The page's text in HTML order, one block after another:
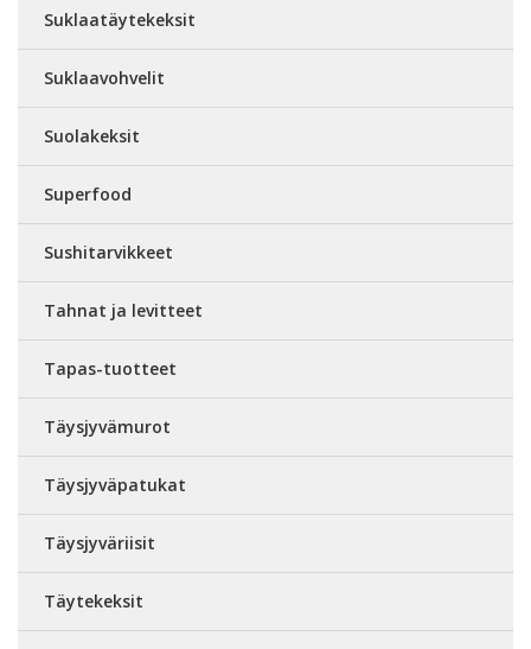
Suklaatäytekeksit
Suklaavohvelit
Suolakeksit
Superfood
Sushitarvikkeet
Tahnat ja levitteet
Tapas-tuotteet
Täysjyvämurot
Täysjyväpatukat
Täysjyväriisit
Täytekeksit